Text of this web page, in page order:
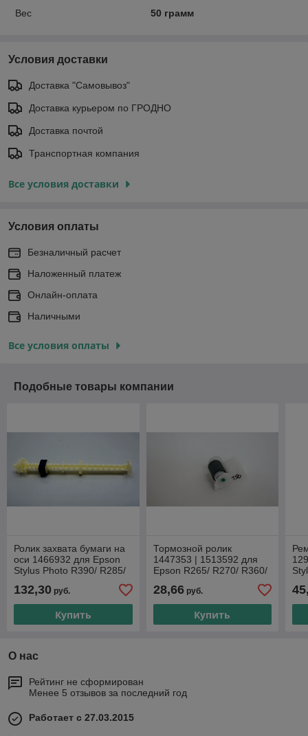
Вес 50 грамм
Условия доставки
Доставка "Самовывоз"
Доставка курьером по ГРОДНО
Доставка почтой
Транспортная компания
Все условия доставки
Условия оплаты
Безналичный расчет
Наложенный платеж
Онлайн-оплата
Наличными
Все условия оплаты
Подобные товары компании
Ролик захвата бумаги на
оси 1466932 для Epson
Stylus Photo R390/ R285/
T50/ T59/ R360/
132,30 руб.
Купить
Тормозной ролик
1447353 | 1513592 для
Epson R265/ R270/ R360/
R390/ R285/ R290/ R295/
P50/ T50/ T59/ L800/
28,66руб.
Купить
О нас
Рейтинг не сформирован
Менее 5 отзывов за последний год
Работает с 27.03.2015